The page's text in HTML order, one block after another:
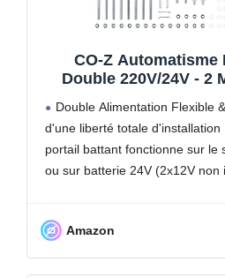
CO-Z Automatisme
Double 220V/24V - 2
pour Vantaux
Alimentation
Télécommandes
Double Alimentation Flexible
d'une liberté totale
portail battant fonctionne sur le
ou sur batterie 24V (2x12V non
Amazon